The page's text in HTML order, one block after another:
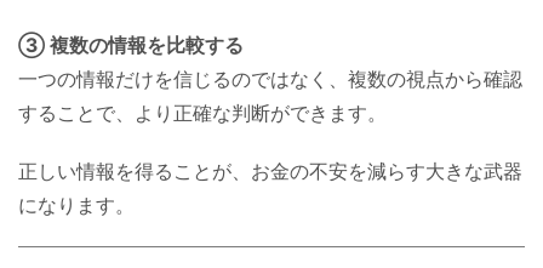
③ 複数の情報を比較する
一つの情報だけを信じるのではなく、複数の視点から確認
することで、より正確な判断ができます。
正しい情報を得ることが、お金の不安を減らす大きな武器
になります。